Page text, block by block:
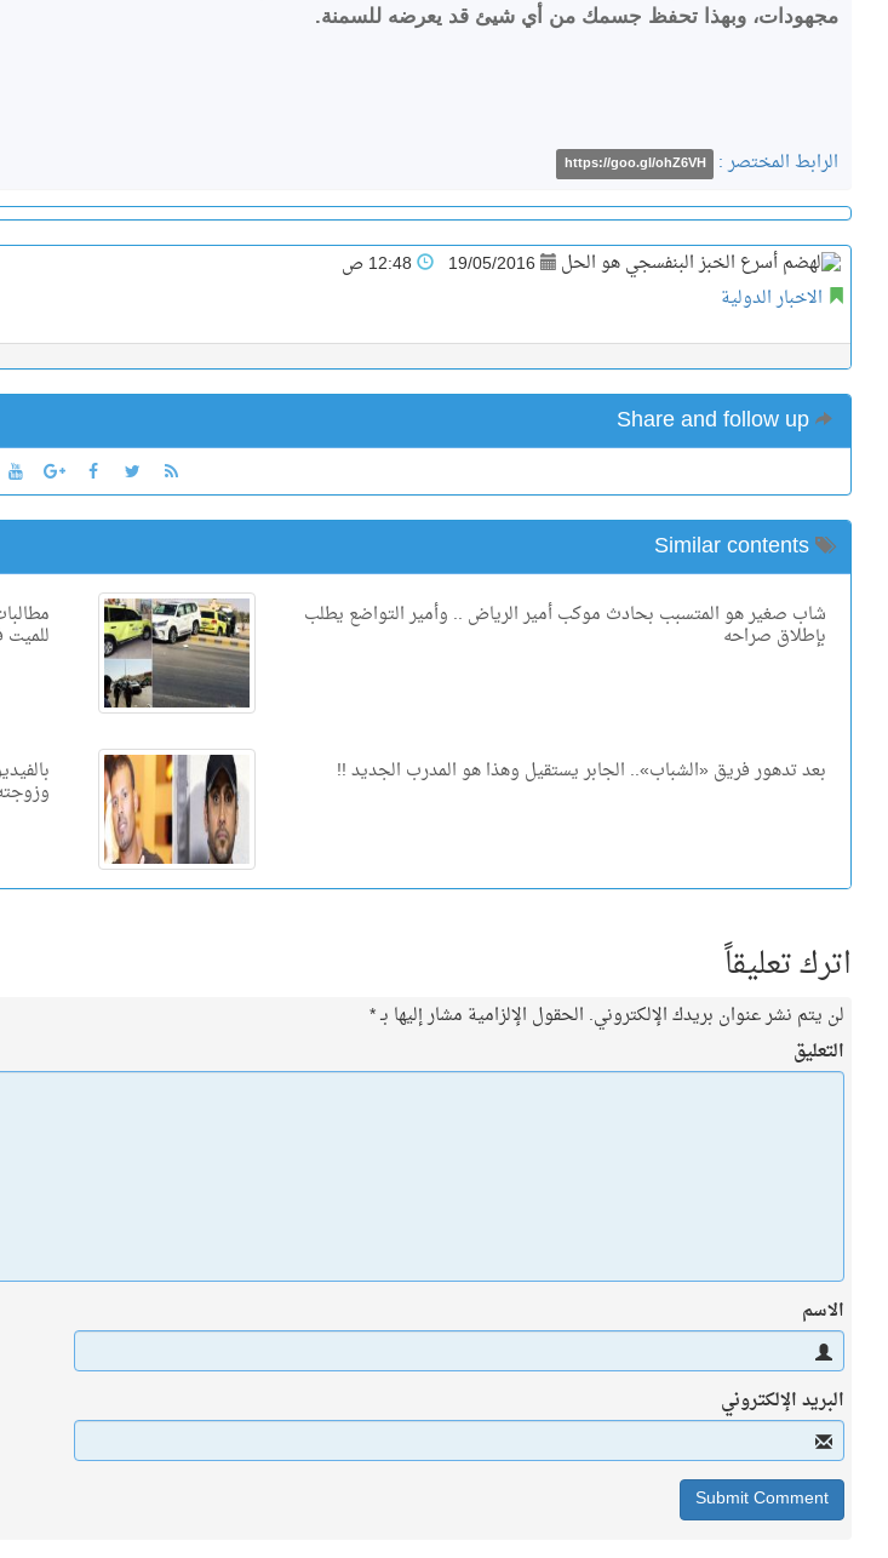
مجهودات، وبهذا تحفظ جسمك من أي شيئ قد يعرضه للسمنة.
الرابط المختصر : https://goo.gl/ohZ6VH
19/05/2016
الاخبار الدولية
شاب صغير هو المتسبب بحادث موكب أمير الرياض .. وأمير التواضع يطلب
بإطلاق صراحه
بعد تدهور فريق «الشباب».. الجابر يستقيل وهذا هو المدرب الجديد !!
اترك تعليقاً
لن يتم نشر عنوان بريدك الإلكتروني. الحقول الإلزامية مشار إليها بـ*
التعليق
الاسم
البريد الإلكتروني